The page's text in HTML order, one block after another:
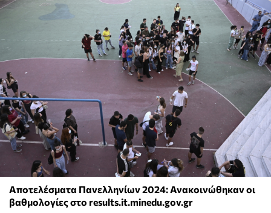
Αποτελέσματα Πανελληνίων 2024: Ανακοινώθηκαν οι
βαθμολογίες στο results.it.minedu.gov.gr